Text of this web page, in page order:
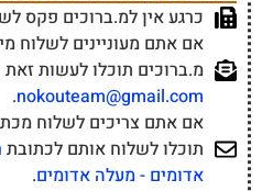
כרגע אין למ.ברוכים פקס
אם אתם מעוניינים לשלוח
מ.ברוכים תוכלו לעשות
nokouteam@gmail.com
.
אם אתם צריכים לשלוח
תוכלו לשלוח אותם לכתובת
אדומים - מעלה אדומים.